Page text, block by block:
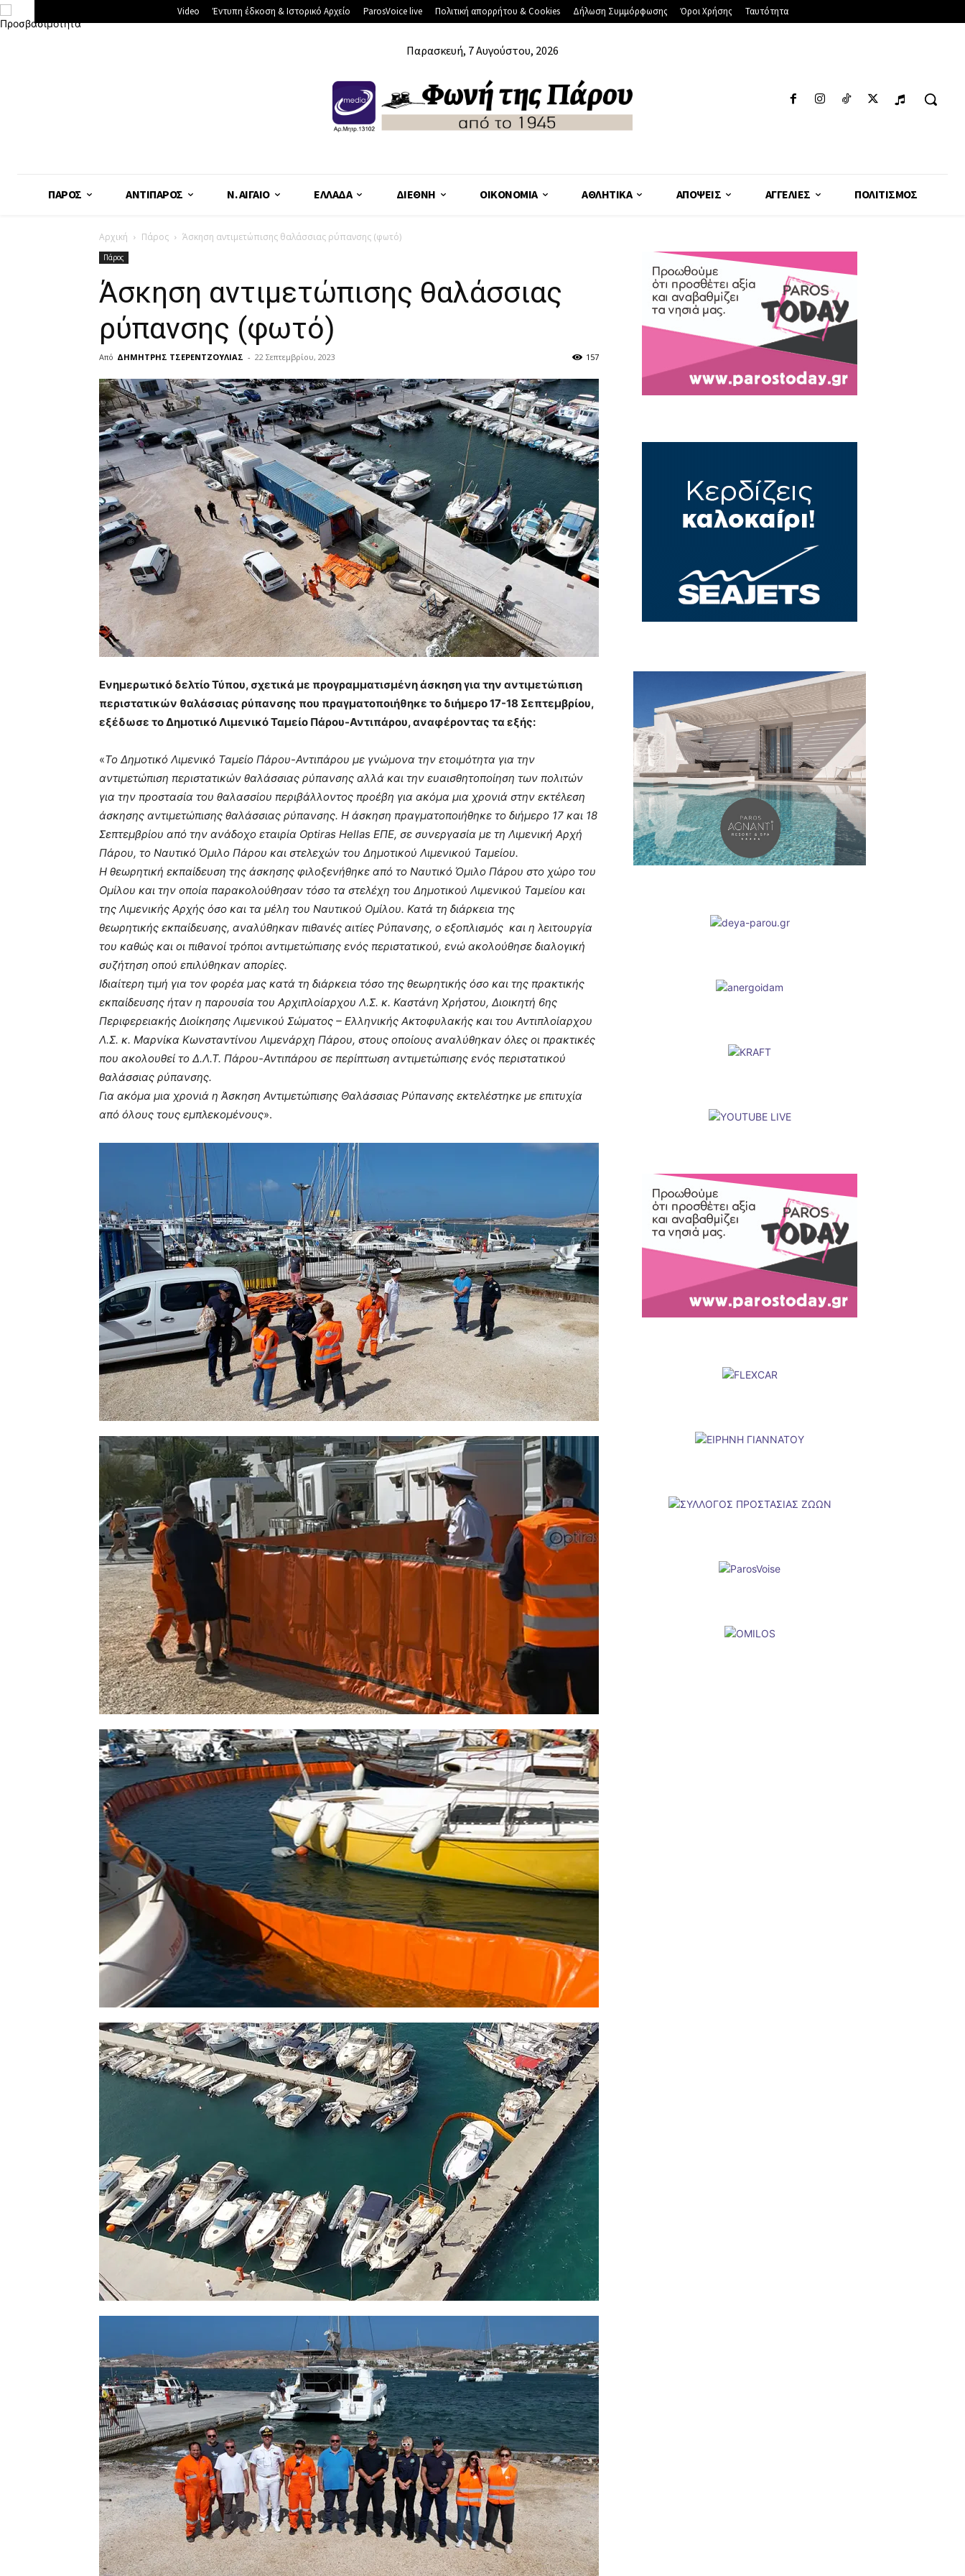
Video Έντυπη έδκοση & Ιστορικό Αρχείο ParosVoice live Πολιτική απορρήτου & Cookies Δήλωση Συμμόρφωσης Όροι Χρήσης Ταυτότητα
Παρασκευή, 7 Αυγούστου, 2026
ΠΆΡΟΣ ΑΝΤΊΠΑΡΟΣ Ν. ΑΙΓΑΊΟ ΕΛΛΆΔΑ ΔΙΕΘΝΉ ΟΙΚΟΝΟΜΊΑ ΑΘΛΗΤΙΚΆ ΑΠΌΨΕΙΣ ΑΓΓΕΛΊΕΣ ΠΟΛΙΤΙΣΜΌΣ
Αρχική Πάρος Άσκηση αντιμετώπισης θαλάσσιας ρύπανσης (φωτό)
Πάρος
Άσκηση αντιμετώπισης θαλάσσιας
ρύπανσης (φωτό)
Από ΔΗΜΗΤΡΗΣ ΤΣΕΡΕΝΤΖΟΥΛΙΑΣ - 22 Σεπτεμβρίου, 2023 157
Ενημερωτικό δελτίο Τύπου, σχετικά με προγραμματισμένη άσκηση για την αντιμετώπιση
περιστατικών θαλάσσιας ρύπανσης που πραγματοποιήθηκε το διήμερο 17-18 Σεπτεμβρίου,
εξέδωσε το Δημοτικό Λιμενικό Ταμείο Πάρου-Αντιπάρου, αναφέροντας τα εξής:
«Το Δημοτικό Λιμενικό Ταμείο Πάρου-Αντιπάρου με γνώμονα την ετοιμότητα για την
αντιμετώπιση περιστατικών θαλάσσιας ρύπανσης αλλά και την ευαισθητοποίηση των πολιτών
για την προστασία του θαλασσίου περιβάλλοντος προέβη για ακόμα μια χρονιά στην εκτέλεση
άσκησης αντιμετώπισης θαλάσσιας ρύπανσης. Η άσκηση πραγματοποιήθηκε το διήμερο 17 και 18
Σεπτεμβρίου από την ανάδοχο εταιρία Optiras Hellas ΕΠΕ, σε συνεργασία με τη Λιμενική Αρχή
Πάρου, το Ναυτικό Όμιλο Πάρου και στελεχών του Δημοτικού Λιμενικού Ταμείου.
Η θεωρητική εκπαίδευση της άσκησης φιλοξενήθηκε από το Ναυτικό Όμιλο Πάρου στο χώρο του
Ομίλου και την οποία παρακολούθησαν τόσο τα στελέχη του Δημοτικού Λιμενικού Ταμείου και
της Λιμενικής Αρχής όσο και τα μέλη του Ναυτικού Ομίλου. Κατά τη διάρκεια της
θεωρητικής εκπαίδευσης, αναλύθηκαν πιθανές αιτίες Ρύπανσης, ο εξοπλισμός και η λειτουργία
του καθώς και οι πιθανοί τρόποι αντιμετώπισης ενός περιστατικού, ενώ ακολούθησε διαλογική
συζήτηση οπού επιλύθηκαν απορίες.
Ιδιαίτερη τιμή για τον φορέα μας κατά τη διάρκεια τόσο της θεωρητικής όσο και της πρακτικής
εκπαίδευσης ήταν η παρουσία του Αρχιπλοίαρχου Λ.Σ. κ. Καστάνη Χρήστου, Διοικητή 6ης
Περιφερειακής Διοίκησης Λιμενικού Σώματος – Ελληνικής Ακτοφυλακής και του Αντιπλοίαρχου
Λ.Σ. κ. Μαρνίκα Κωνσταντίνου Λιμενάρχη Πάρου, στους οποίους αναλύθηκαν όλες οι πρακτικές
που ακολουθεί το Δ.Λ.Τ. Πάρου-Αντιπάρου σε περίπτωση αντιμετώπισης ενός περιστατικού
θαλάσσιας ρύπανσης.
Για ακόμα μια χρονιά η Άσκηση Αντιμετώπισης Θαλάσσιας Ρύπανσης εκτελέστηκε με επιτυχία
από όλους τους εμπλεκομένους».